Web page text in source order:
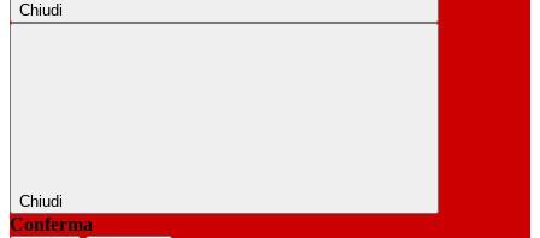
Chiudi
Chiudi
Conferma